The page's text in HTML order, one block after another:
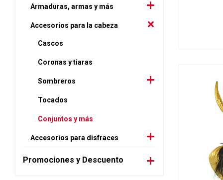
Armaduras, armas y más
Accesorios para la cabeza
Cascos
Coronas y tiaras
Sombreros
Tocados
Conjuntos y más
Accesorios para disfraces
Promociones y Descuento